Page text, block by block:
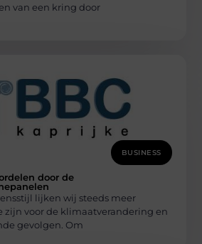
van een kring door
BUSINESS
door de
lijken wij steeds meer
zijn voor de klimaatverandering en
gevolgen. Om